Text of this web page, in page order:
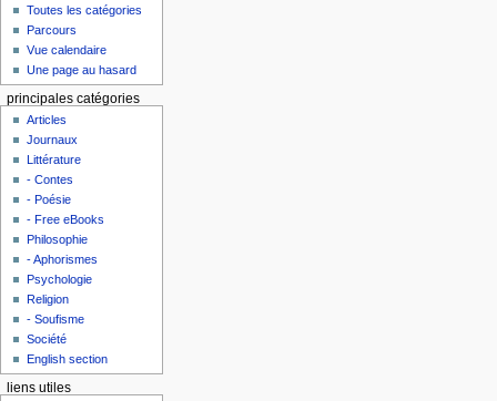
Toutes les catégories
Parcours
Vue calendaire
Une page au hasard
principales catégories
Articles
Journaux
Littérature
- Contes
- Poésie
- Free eBooks
Philosophie
- Aphorismes
Psychologie
Religion
- Soufisme
Société
English section
liens utiles